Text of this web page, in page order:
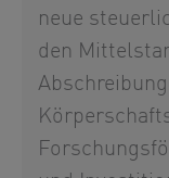
neue
den